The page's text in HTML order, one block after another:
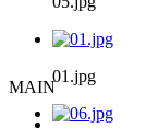
01.jpg
MAIN